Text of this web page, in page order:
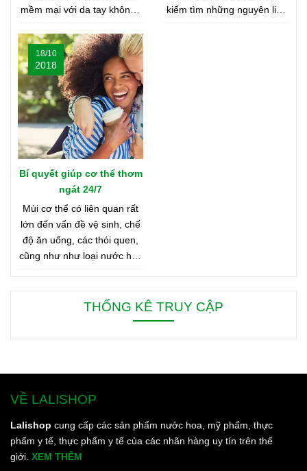
mềm mại với da tay không?
bạn hãy cùng shop tìm hiểu
nhé
kiếm tìm những nguyên liệu
Bí quyết giúp cơ thể thơm
ngát 24/7
18/10
2018
Mùi cơ thể có liên quan rất
lớn đến vấn đề vệ sinh, chế
độ ăn uống, các thói quen,
cũng như như loại nước hoa
cơ thể thơm ngát từ sáng
đến tối, từ đầu đến chân.
THỐNG KÊ TRUY CẬP
VỀ LALISHOP
Lalishop cung cấp các sản phẩm nước hoa, mỹ phẩm, thực
phẩm y tế, thực phẩm y tế của các nhãn hàng uy tín trên thế
giới. XEM THÊM